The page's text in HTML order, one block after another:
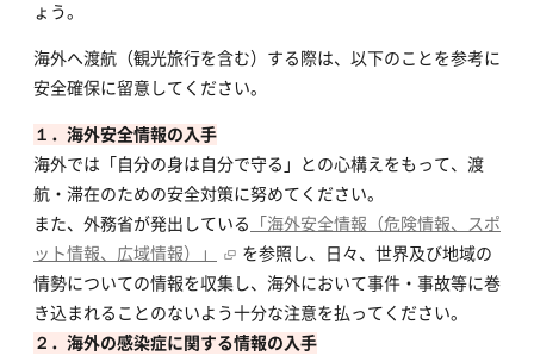
ょう。
海外へ渡航（観光旅行を含む）する際は、以下のことを参考に
安全確保に留意してください。
１．海外安全情報の入手
海外では「自分の身は自分で守る」との心構えをもって、渡
航・滞在のための安全対策に努めてください。
また、外務省が発出している
「海外安全情報（危険情報、スポ
ット情報、広域情報）」
を参照し、日々、世界及び地域の
情勢についての情報を収集し、海外において事件・事故等に巻
き込まれることのないよう十分な注意を払ってください。
２．海外の感染症に関する情報の入手